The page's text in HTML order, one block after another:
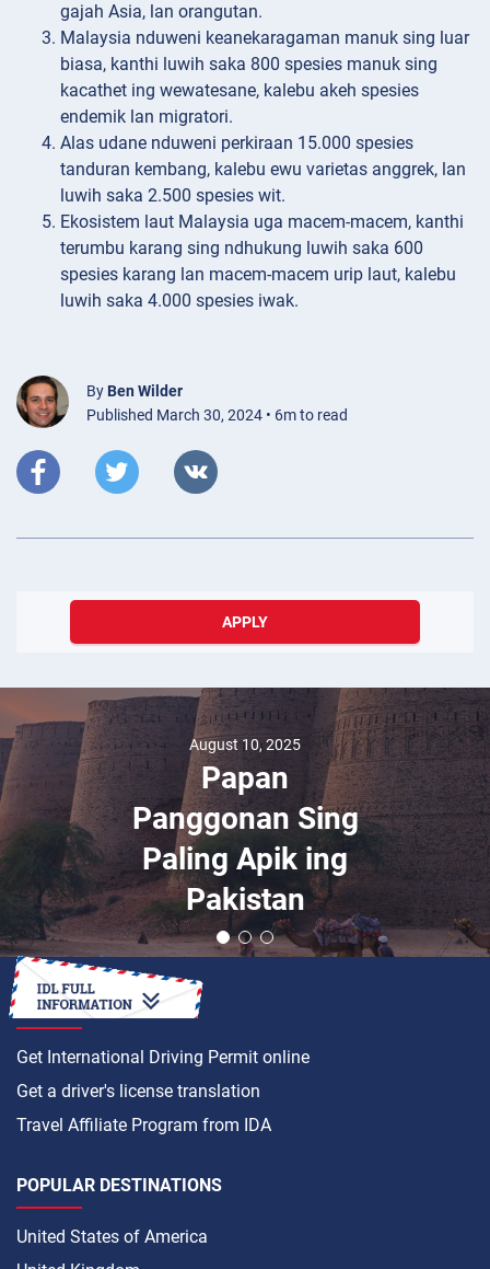
gajah Asia, lan orangutan.
Malaysia nduweni keanekaragaman manuk sing luar
biasa, kanthi luwih saka 800 spesies manuk sing
kacathet ing wewatesane, kalebu akeh spesies
endemik lan migratori.
Alas udane nduweni perkiraan 15.000 spesies
tanduran kembang, kalebu ewu varietas anggrek, lan
luwih saka 2.500 spesies wit.
Ekosistem laut Malaysia uga macem-macem, kanthi
terumbu karang sing ndhukung luwih saka 600
spesies karang lan macem-macem urip laut, kalebu
luwih saka 4.000 spesies iwak.
By Ben Wilder
Published March 30, 2024 • 6m to read
APPLY
August 10, 2025
Papan
Panggonan Sing
Paling Apik ing
Pakistan
HOW TO
Get International Driving Permit online
Get a driver's license translation
Travel Affiliate Program from IDA
POPULAR DESTINATIONS
United States of America